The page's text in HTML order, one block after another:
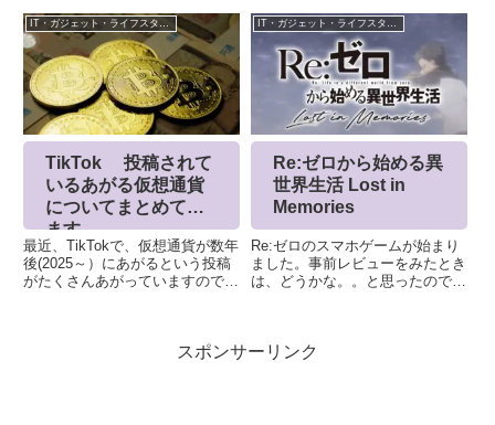
久しぶりに歌詞をみたら、続きが
歌えました。「ポンタ物語」...
い話、私が好きな曲を、歌われて
いる人だった。。ループマシンル
ープべダルを使う有名なミュージ
シャンとして、エド・シー...
IT・ガジェット・ライフスタイル
TikTok 投稿されて
いるあがる仮想通貨
についてまとめてい
ます
最近、TikTokで、仮想通貨が数年
後(2025～）にあがるという投稿
がたくさんあがっていますので、
てくれているAVAX,SOL,FT...
IT・ガジェット・ライフスタイル
Re:ゼロから始める異
世界生活 Lost in
Memories
Re:ゼロのスマホゲームが始まり
ました。事前レビューをみたとき
は、どうかな。。と思ったのです
てから、ドはまりをして小説も最
スポンサーリンク